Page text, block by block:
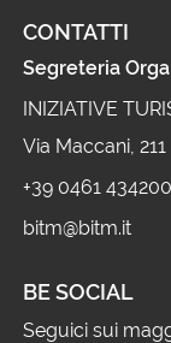
CONTATTI
Segreteria
INIZIATIVE
Via Maccani,
+39 0461 434200
bitm@bitm.it
BE SOCIAL
Seguici sui